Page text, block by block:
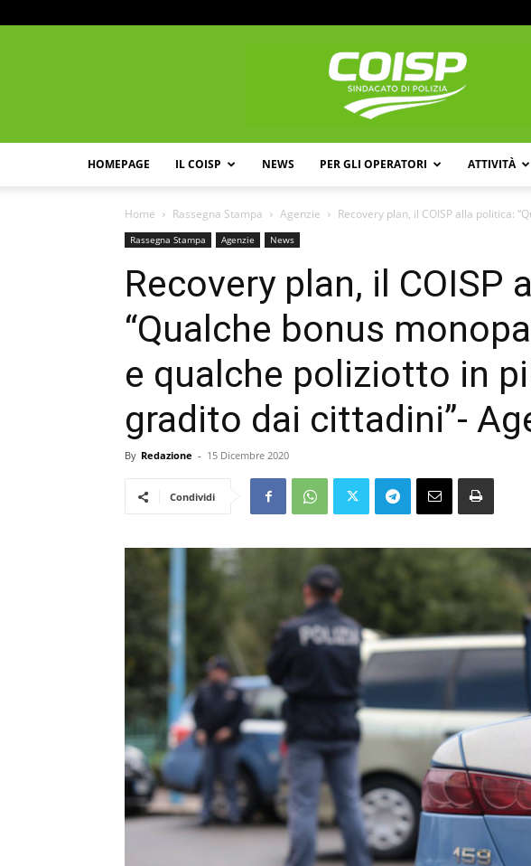
HOMEPAGE IL COISP NEWS PER GLI OPERATORI ATTIVITÀ
Home Rassegna Stampa Agenzie Recovery plan, il COISP alla politica:
Rassegna Stampa Agenzie News
Recovery plan, il COISP
“Qualche bonus
e qualche poliziotto in
gradito dai cittadini”-
By Redazione - 15 Dicembre 2020
Condividi